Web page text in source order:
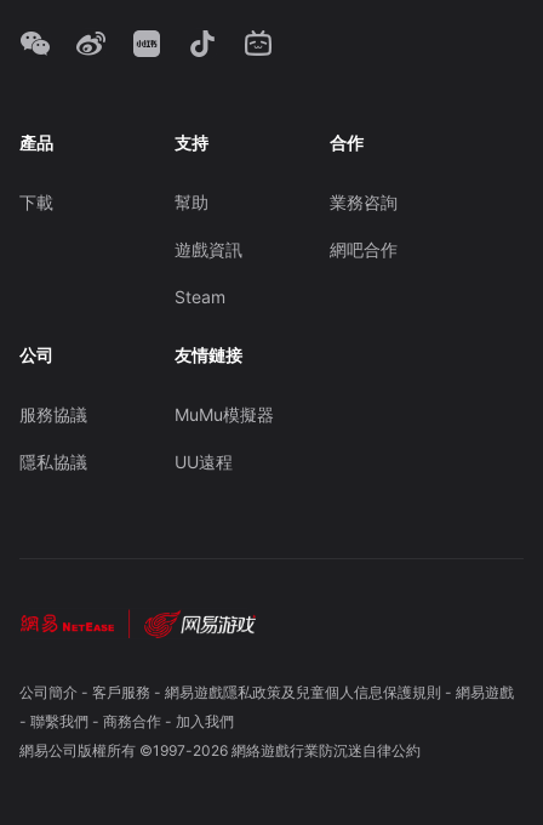
產品
下載
支持
幫助
遊戲資訊
Steam
合作
業務咨詢
網吧合作
公司
服務協議
隱私協議
友情鏈接
MuMu模擬器
UU遠程
公司簡介- 客戶服務 - 網易遊戲隱私政策及兒童個人信息保護規則 - 網易遊戲
- 聯繫我們- 商務合作- 加入我們
網易公司版權所有 ©1997-2026 網絡遊戲行業防沉迷自律公約